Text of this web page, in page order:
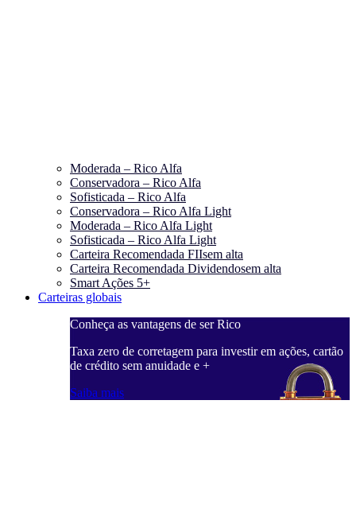
Moderada – Rico Alfa
Conservadora – Rico Alfa
Sofisticada – Rico Alfa
Conservadora – Rico Alfa Light
Moderada – Rico Alfa Light
Sofisticada – Rico Alfa Light
Carteira Recomendada FIIsem alta
Carteira Recomendada Dividendosem alta
Smart Ações 5+
Carteiras globais
Conheça as vantagens de ser Rico
Taxa zero de corretagem para investir em ações, cartão
de crédito sem anuidade e +
Saiba mais